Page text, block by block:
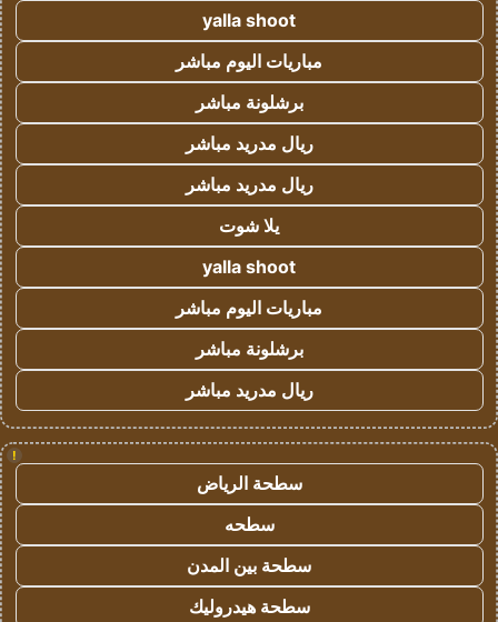
yalla shoot
مباريات اليوم مباشر
برشلونة مباشر
ريال مدريد مباشر
ريال مدريد مباشر
يلا شوت
yalla shoot
مباريات اليوم مباشر
برشلونة مباشر
ريال مدريد مباشر
!
سطحة الرياض
سطحه
سطحة بين المدن
سطحة هيدروليك